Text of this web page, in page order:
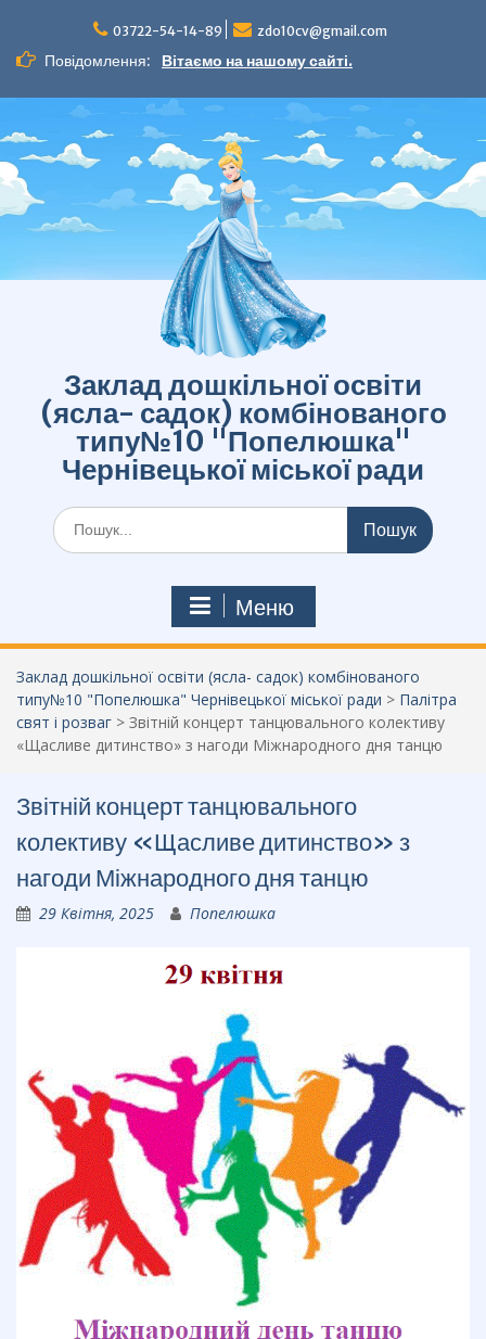
вмісту
03722-54-14-89 zdo10cv@gmail.com
Повідомлення: Вітаємо на нашому сайті.
Заклад дошкільної освіти
(ясла- садок) комбінованого
типу№10 "Попелюшка"
Чернівецької міської ради
Шукати:
Меню
Заклад дошкільної освіти (ясла- садок) комбінованого
типу№10 "Попелюшка" Чернівецької міської ради > Палітра
свят і розваг > Звітній концерт танцювального колективу
«Щасливе дитинство» з нагоди Міжнародного дня танцю
Звітній концерт танцювального
колективу «Щасливе дитинство» з
нагоди Міжнародного дня танцю
29 Квітня, 2025 Попелюшка